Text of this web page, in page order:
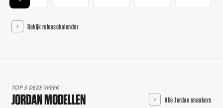
Bekijk releasekalender
TOP 5 DEZE WEEK
JORDAN MODELLEN Alle Jordan sneakers